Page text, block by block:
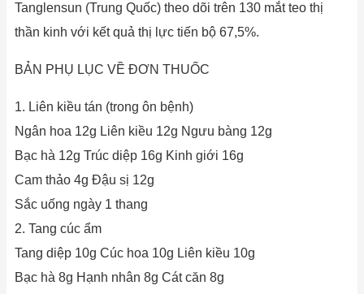
Tanglensun (Trung Quốc) theo dõi trên 130 mắt teo thị
thần kinh với kết quả thị lực tiến bộ 67,5%.
BẢN PHỤ LỤC VỀ ĐƠN THUỐC
1. Liên kiều tán (trong ôn bệnh)
Ngân hoa 12g Liên kiều 12g Ngưu bàng 12g
Bạc hà 12g Trúc diệp 16g Kinh giới 16g
Cam thảo 4g Đậu sị 12g
Sắc uống ngày 1 thang
2. Tang cúc ẩm
Tang diệp 10g Cúc hoa 10g Liên kiều 10g
Bạc hà 8g Hạnh nhân 8g Cát căn 8g